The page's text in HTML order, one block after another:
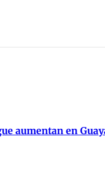
aumentan en